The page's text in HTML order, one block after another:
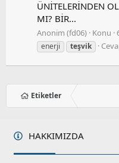
ÜNİTELERİNDEN
MI? BİR...
Anonim (fd06) Konu
enerji
teşvi̇k
Etiketler
HAKKIMIZDA